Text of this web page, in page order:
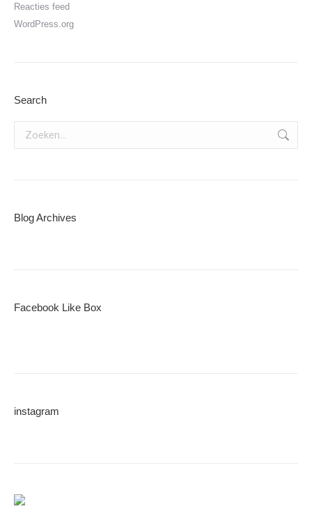
Reacties feed
WordPress.org
Search
Blog Archives
Facebook Like Box
instagram